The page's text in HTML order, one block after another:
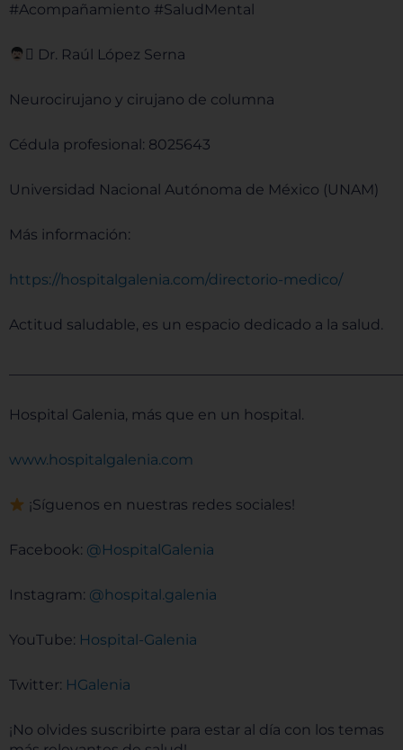
#Acompañamiento #SaludMental
‍⚕ Dr. Raúl López Serna
Neurocirujano y cirujano de columna
Cédula profesional: 8025643
Universidad Nacional Autónoma de México (UNAM)
Más información:
⁠⁠⁠⁠⁠⁠⁠⁠https://hospitalgalenia.com/directorio-medico/⁠⁠⁠⁠⁠⁠⁠⁠
Actitud saludable, es un espacio dedicado a la salud.
Hospital Galenia, más que en un hospital.
⁠⁠⁠⁠⁠⁠⁠⁠www.hospitalgalenia.com⁠⁠⁠⁠⁠⁠⁠⁠
¡Síguenos en nuestras redes sociales!
Facebook: ⁠⁠⁠⁠⁠⁠⁠⁠ @HospitalGalenia⁠⁠⁠⁠⁠⁠⁠⁠
Instagram: ⁠⁠⁠⁠⁠⁠⁠⁠ @hospital.galenia⁠⁠⁠⁠⁠⁠⁠⁠
YouTube: ⁠⁠⁠⁠⁠⁠⁠⁠Hospital-Galenia ⁠⁠⁠⁠⁠⁠⁠⁠
Twitter: ⁠⁠⁠⁠⁠⁠⁠⁠ HGalenia⁠⁠⁠⁠⁠⁠⁠⁠
¡No olvides suscribirte para estar al día con los temas